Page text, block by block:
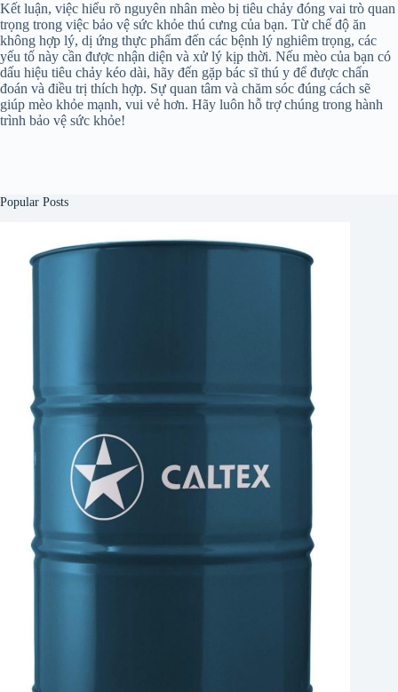
Kết luận, việc hiểu rõ nguyên nhân mèo bị tiêu chảy đóng vai trò quan
trọng trong việc bảo vệ sức khỏe thú cưng của bạn. Từ chế độ ăn
không hợp lý, dị ứng thực phẩm đến các bệnh lý nghiêm trọng, các
yếu tố này cần được nhận diện và xử lý kịp thời. Nếu mèo của bạn có
dấu hiệu tiêu chảy kéo dài, hãy đến gặp bác sĩ thú y để được chẩn
đoán và điều trị thích hợp. Sự quan tâm và chăm sóc đúng cách sẽ
giúp mèo khỏe mạnh, vui vẻ hơn. Hãy luôn hỗ trợ chúng trong hành
trình bảo vệ sức khỏe!
Popular Posts